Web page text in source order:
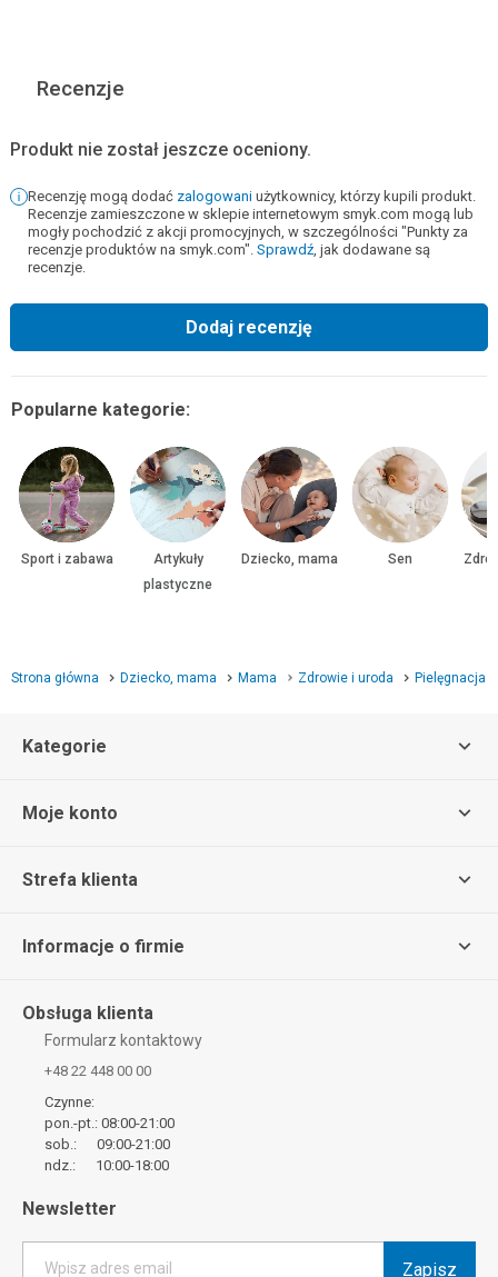
Recenzje
Produkt nie został jeszcze oceniony.
Recenzję mogą dodać zalogowani użytkownicy, którzy kupili produkt.
Recenzje zamieszczone w sklepie internetowym smyk.com mogą lub
mogły pochodzić z akcji promocyjnych, w szczególności "Punkty za
recenzje produktów na smyk.com". Sprawdź, jak dodawane są
recenzje.
Dodaj recenzję
Popularne kategorie:
Sport i zabawa
Artykuły
plastyczne
Dziecko, mama Sen
Strona główna Dziecko, mama Mama Zdrowie i uroda Pielęgnacja
Kategorie
Moje konto
Strefa klienta
Informacje o firmie
Obsługa klienta
Formularz kontaktowy
+48 22 448 00 00
Czynne:
pon.-pt.: 08:00-21:00
sob.: 09:00-21:00
ndz.: 10:00-18:00
Newsletter
Wpisz adres email Zapisz